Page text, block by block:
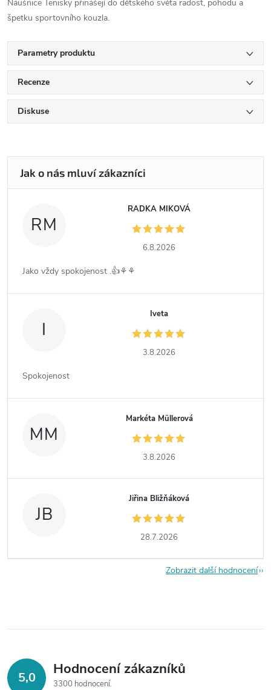
Náušnice Tenisky přinášejí do dětského světa radost, pohodu a
špetku sportovního kouzla.
Parametry produktu
Recenze
Diskuse
RM
RADKA MIKOVÁ
6.8.2026
Jako vždy spokojenost .👍⚘️⚘️
I
Iveta
3.8.2026
Spokojenost
MM
Markéta Müllerová
3.8.2026
JB
Jiřina Bližňáková
28.7.2026
Zobrazit další hodnocení
5,0 Hodnocení zákazníků
3300 hodnocení